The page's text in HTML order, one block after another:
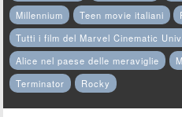
Millennium
Teen movie italiani
Tutti i film del Marvel Cinematic
Alice nel paese delle meraviglie
Terminator
Rocky